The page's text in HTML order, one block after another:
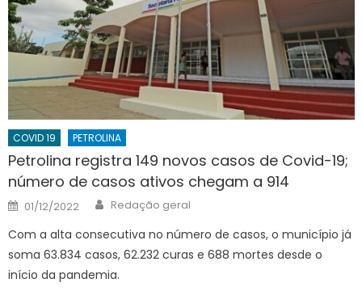
COVID 19 PETROLINA
Petrolina registra 149 novos casos de Covid-19;
número de casos ativos chegam a 914
Posted
on
01/12/2022 Author
Redação geral
Com a alta consecutiva no número de casos, o município já
soma 63.834 casos, 62.232 curas e 688 mortes desde o
início da pandemia.